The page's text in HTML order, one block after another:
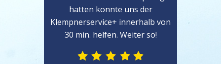
hatten konnte uns der
Klempnerservice+ innerhalb von
30 min. helfen. Weiter so!